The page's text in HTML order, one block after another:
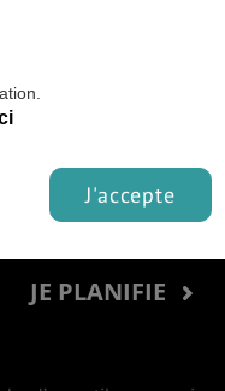
JE PLANIFIE
J'accepte